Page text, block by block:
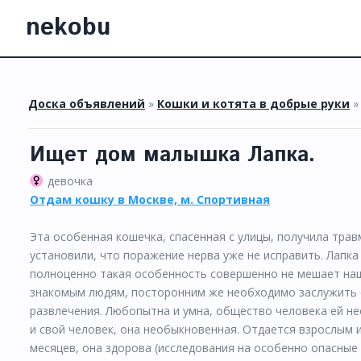
nekobu
Доска объявлений » Кошки и котята в добрые руки »
Ищет дом малышка Лапка.
девочка
Отдам кошку в Москве, м. Спортивная
Эта особенная кошечка, спасенная с улицы, получила
установили, что поражение нерва уже не исправить.
полноценно такая особенность совершенно не мешает
знакомым людям, посторонним же необходимо
развлечения. Любопытна и умна, общество человека ей
и свой человек, она необыкновенная. Отдается
месяцев, она здорова (исследования на особенно